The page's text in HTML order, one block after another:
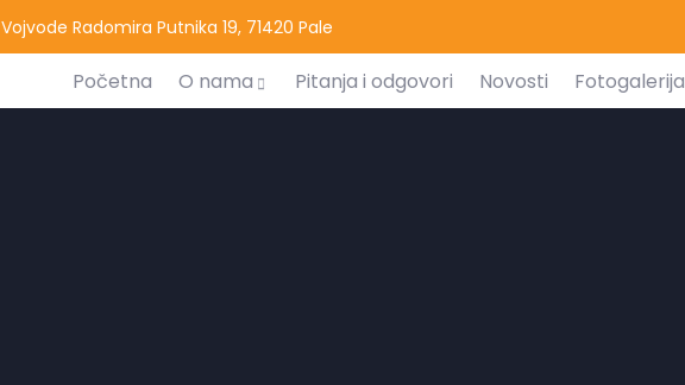
Vojvode Radomira Putnika 19, 71420 Pale
Početna O nama Pitanja i odgovori Novosti Fotogalerija